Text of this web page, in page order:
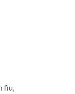
fiu,